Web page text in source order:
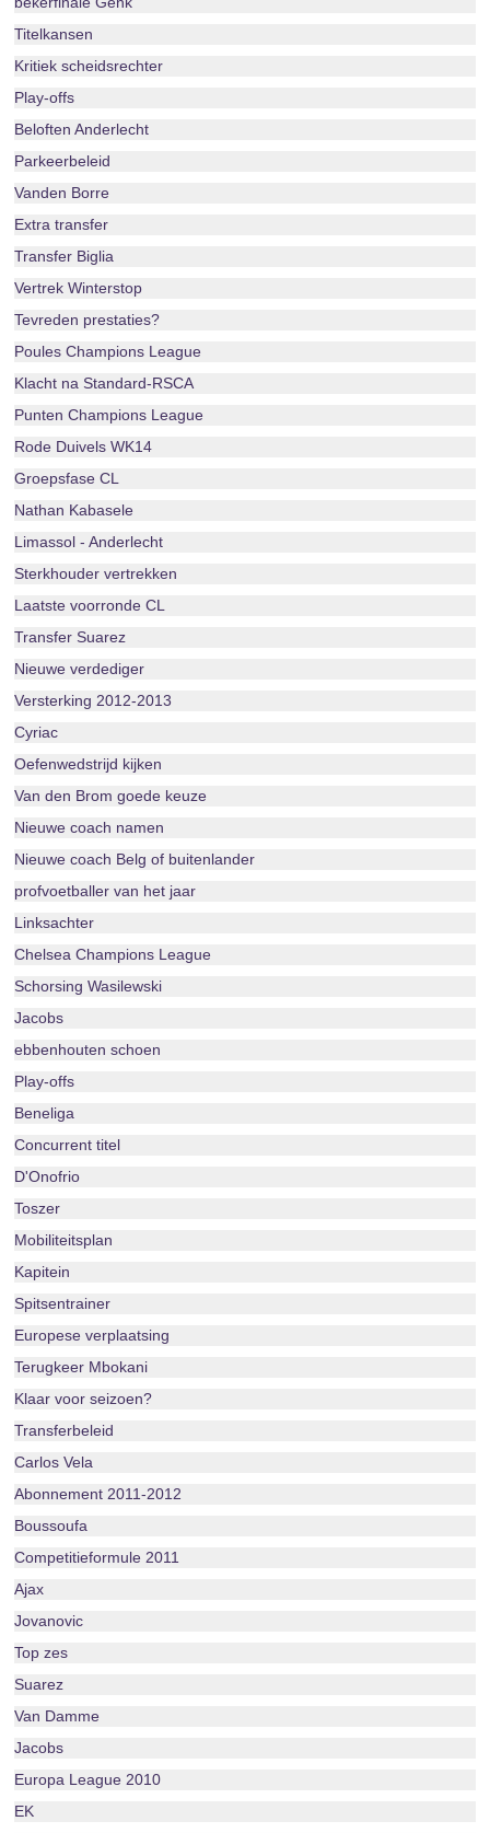
Titelkansen
Kritiek scheidsrechter
Play-offs
Beloften Anderlecht
Parkeerbeleid
Vanden Borre
Extra transfer
Transfer Biglia
Vertrek Winterstop
Tevreden prestaties?
Poules Champions League
Klacht na Standard-RSCA
Punten Champions League
Rode Duivels WK14
Groepsfase CL
Nathan Kabasele
Limassol - Anderlecht
Sterkhouder vertrekken
Laatste voorronde CL
Transfer Suarez
Nieuwe verdediger
Versterking 2012-2013
Cyriac
Oefenwedstrijd kijken
Van den Brom goede keuze
Nieuwe coach namen
Nieuwe coach Belg of buitenlander
profvoetballer van het jaar
Linksachter
Chelsea Champions League
Schorsing Wasilewski
Jacobs
ebbenhouten schoen
Play-offs
Beneliga
Concurrent titel
D'Onofrio
Toszer
Mobiliteitsplan
Kapitein
Spitsentrainer
Europese verplaatsing
Terugkeer Mbokani
Klaar voor seizoen?
Transferbeleid
Carlos Vela
Abonnement 2011-2012
Boussoufa
Competitieformule 2011
Ajax
Jovanovic
Top zes
Suarez
Van Damme
Jacobs
Europa League 2010
EK